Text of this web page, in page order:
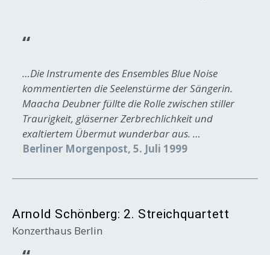
…Die Instrumente des Ensembles Blue Noise
kommentierten die Seelenstürme der Sängerin.
Maacha Deubner füllte die Rolle zwischen stiller
Traurigkeit, gläserner Zerbrechlichkeit und
exaltiertem Übermut wunderbar aus. …
Berliner Morgenpost, 5. Juli 1999
Arnold Schönberg: 2. Streichquartett
Konzerthaus Berlin